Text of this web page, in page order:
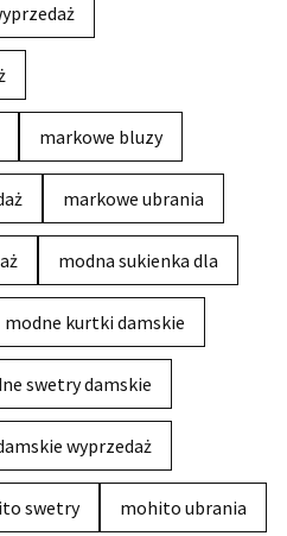
markowe bluzy
markowe ubrania
modna sukienka dla
modne kurtki damskie
swetry damskie
wyprzedaż
swetry mohito ubrania